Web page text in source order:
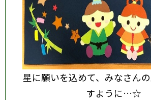
星に願いを込めて、みなさん
すように…☆